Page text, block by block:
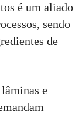
é um aliado
sendo
de
e